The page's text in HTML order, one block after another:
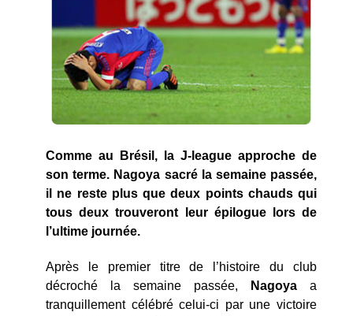
Comme au Brésil, la J-league approche de
son terme. Nagoya sacré la semaine passée,
il ne reste plus que deux points chauds qui
tous deux trouveront leur épilogue lors de
l’ultime journée.
Après le premier titre de l’histoire du club
décroché la semaine passée,
Nagoya a
tranquillement célébré celui-ci par une victoire